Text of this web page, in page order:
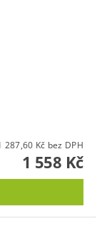
1 287,60 Kč bez DPH
1 558 Kč